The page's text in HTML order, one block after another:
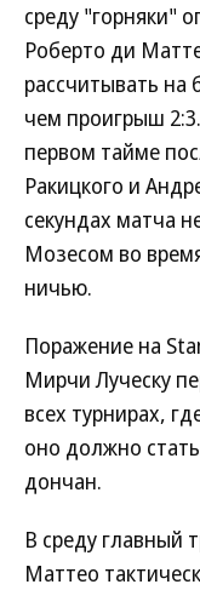
среду "горняки"
Роберто ди
рассчитывать на
чем проигрыш
первом тайме
Ракицкого и
секундах матча
Мозесом во
ничью.
Поражение на
Мирчи Луческу
всех турнирах,
оно должно
дончан.
В среду главный
Маттео